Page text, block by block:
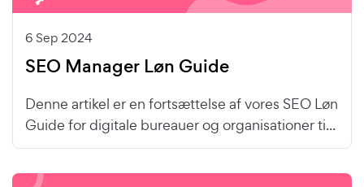
6 Sep 2024
SEO Manager Løn Guide
Denne artikel er en fortsættelse af vores SEO Løn
Guide for digitale bureauer og organisationer ti...